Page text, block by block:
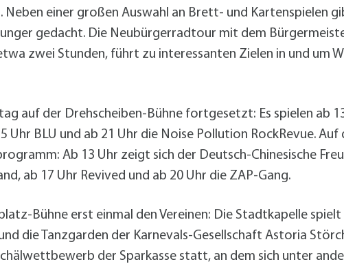
Bebauungspläne
Flächennutzungsplan
Bodenrichtwerte
Walldorf-Süd 1. BA
Walldorf-Süd 2. BA
Wohnungsbauförderung
Neben einer großen Auswahl an Brett- und Kartenspielen
gedacht. Die Neubürgerradtour mit dem
zwei Stunden, führt zu interessanten Zielen in und um
auf der Drehscheiben-Bühne fortgesetzt: Es spielen ab
Uhr BLU und ab 21 Uhr die Noise Pollution RockRevue.
Ab 13 Uhr zeigt sich der Deutsch-Chinesische
ab 17 Uhr Revived und ab 20 Uhr die ZAP-Gang.
Bühne erst einmal den Vereinen: Die Stadtkapelle spielt
die Tanzgarden der Karnevals-Gesellschaft Astoria
der Sparkasse statt, an dem sich unter